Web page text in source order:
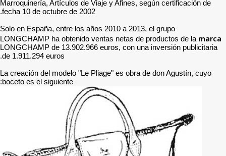
Marroquinería, Artículos
Solo en España, entre los
LONGCHAMP ha
LONGCHAMP de
La creación del modelo